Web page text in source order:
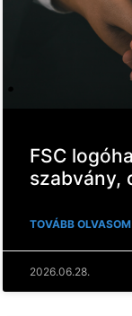
FSC
szabvány,
TOVÁBB
2026.06.28.